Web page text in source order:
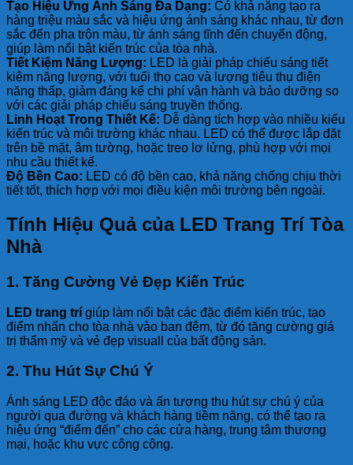
Tạo Hiệu Ứng Ánh Sáng Đa Dạng: Có khả năng tạo ra
hàng triệu màu sắc và hiệu ứng ánh sáng khác nhau, từ đơn
sắc đến pha trộn màu, từ ánh sáng tĩnh đến chuyển động,
giúp làm nổi bật kiến trúc của tòa nhà.
Tiết Kiệm Năng Lượng: LED là giải pháp chiếu sáng tiết
kiệm năng lượng, với tuổi thọ cao và lượng tiêu thụ điện
năng thấp, giảm đáng kể chi phí vận hành và bảo dưỡng so
với các giải pháp chiếu sáng truyền thống.
Linh Hoạt Trong Thiết Kế: Dễ dàng tích hợp vào nhiều kiểu
kiến trúc và môi trường khác nhau. LED có thể được lắp đặt
trên bề mặt, âm tường, hoặc treo lơ lửng, phù hợp với mọi
nhu cầu thiết kế.
Độ Bền Cao: LED có độ bền cao, khả năng chống chịu thời
tiết tốt, thích hợp với mọi điều kiện môi trường bên ngoài.
Tính Hiệu Quả của LED Trang Trí Tòa
Nhà
1. Tăng Cường Vẻ Đẹp Kiến Trúc
LED trang trí giúp làm nổi bật các đặc điểm kiến trúc, tạo
điểm nhấn cho tòa nhà vào ban đêm, từ đó tăng cường giá
trị thẩm mỹ và vẻ đẹp visuall của bất động sản.
2. Thu Hút Sự Chú Ý
Ánh sáng LED độc đáo và ấn tượng thu hút sự chú ý của
người qua đường và khách hàng tiềm năng, có thể tạo ra
hiệu ứng “điểm đến” cho các cửa hàng, trung tâm thương
mại, hoặc khu vực công cộng.